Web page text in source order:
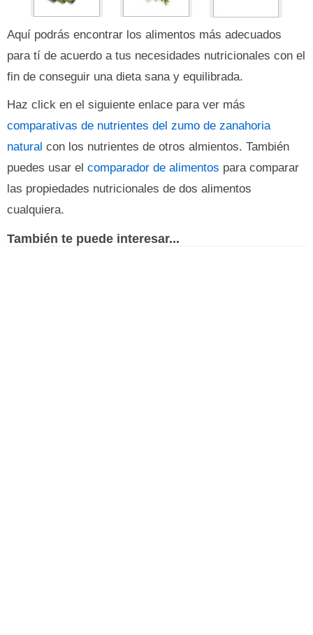
Aquí podrás encontrar los alimentos más adecuados
para tí de acuerdo a tus necesidades nutricionales con el
fin de conseguir una dieta sana y equilibrada.
Haz click en el siguiente enlace para ver más
comparativas de nutrientes del zumo de zanahoria
natural con los nutrientes de otros almientos. También
puedes usar el comparador de alimentos para comparar
las propiedades nutricionales de dos alimentos
cualquiera.
También te puede interesar...